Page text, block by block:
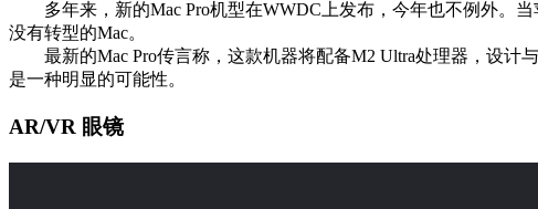
多年来，新的Mac Pro机型在WWDC上发布，今年也不例外。
没有转型的Mac。
最新的Mac Pro传言称，这款机器将配备M2 Ultra处理器，设计
是一种明显的可能性。
AR/VR 眼镜